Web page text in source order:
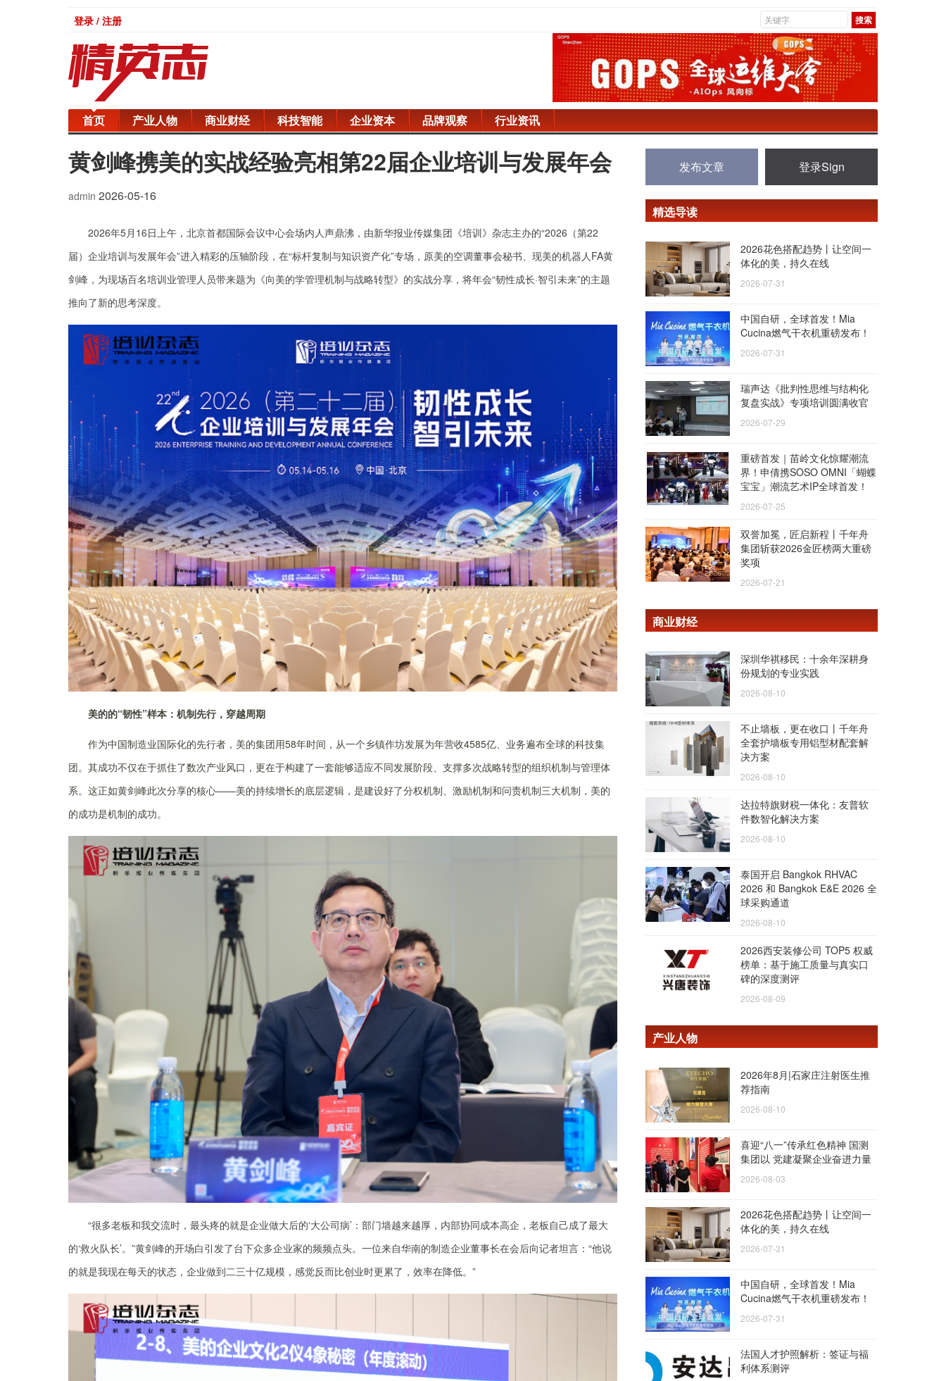
登录 / 注册
首页 产业人物 商业财经 科技智能 企业资本 品牌观察 行业资讯
黄剑峰携美的实战经验亮相第22届企业培训与发展年会
admin 2026-05-16
2026年5月16日上午，北京首都国际会议中心会场内人声鼎沸，由新华报业传媒集团《培训》杂志主办的“2026（第22
届）企业培训与发展年会”进入精彩的压轴阶段，在“标杆复制与知识资产化”专场，原美的空调董事会秘书、现美的机器人FA黄
剑峰，为现场百名培训业管理人员带来题为《向美的学管理机制与战略转型》的实战分享，将年会“韧性成长·智引未来”的主题
推向了新的思考深度。
美的的“韧性”样本：机制先行，穿越周期
作为中国制造业国际化的先行者，美的集团用58年时间，从一个乡镇作坊发展为年营收4585亿、业务遍布全球的科技集
团。其成功不仅在于抓住了数次产业风口，更在于构建了一套能够适应不同发展阶段、支撑多次战略转型的组织机制与管理体
系。这正如黄剑峰此次分享的核心——美的持续增长的底层逻辑，是建设好了分权机制、激励机制和问责机制三大机制，美的
的成功是机制的成功。
“很多老板和我交流时，最头疼的就是企业做大后的‘大公司病’：部门墙越来越厚，内部协同成本高企，老板自己成了最大
的‘救火队长’。”黄剑峰的开场白引发了台下众多企业家的频频点头。一位来自华南的制造企业董事长在会后向记者坦言：“他说
的就是我现在每天的状态，企业做到二三十亿规模，感觉反而比创业时更累了，效率在降低。”
发布文章 登录Sign
精选导读
2026花色搭配趋势丨让空间一
体化的美，持久在线
2026-07-31
中国自研，全球首发！Mia
Cucina燃气干衣机重磅发布！
2026-07-31
瑞声达《批判性思维与结构化
复盘实战》专项培训圆满收官
2026-07-29
重磅首发｜苗岭文化惊耀潮流
界！申倩携SOSO OMNI「蝴蝶
宝宝」潮流艺术IP全球首发！
2026-07-25
双誉加冕，匠启新程丨千年舟
集团斩获2026金匠榜两大重磅
奖项
2026-07-21
商业财经
深圳华祺移民：十余年深耕身
份规划的专业实践
2026-08-10
不止墙板，更在收口丨千年舟
全套护墙板专用铝型材配套解
决方案
2026-08-10
达拉特旗财税一体化：友普软
件数智化解决方案
2026-08-10
泰国开启 Bangkok RHVAC
2026 和 Bangkok E&E 2026 全
球采购通道
2026-08-10
2026西安装修公司 TOP5 权威
榜单：基于施工质量与真实口
碑的深度测评
2026-08-09
产业人物
2026年8月|石家庄注射医生推
荐指南
2026-08-10
喜迎“八一”传承红色精神 国测
集团以 党建凝聚企业奋进力量
2026-08-03
2026花色搭配趋势丨让空间一
体化的美，持久在线
2026-07-31
中国自研，全球首发！Mia
Cucina燃气干衣机重磅发布！
2026-07-31
法国人才护照解析：签证与福
利体系测评